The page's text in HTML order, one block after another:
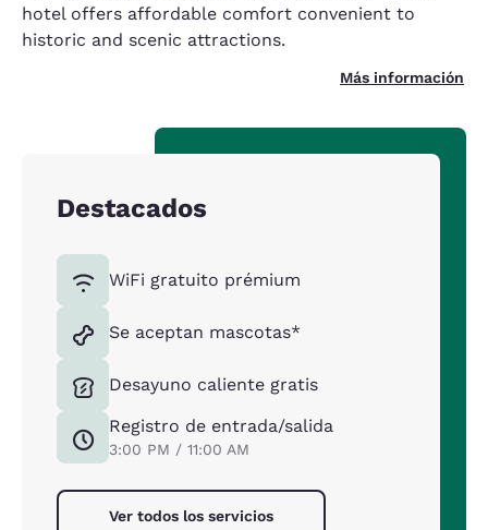
hotel offers affordable comfort convenient to
historic and scenic attractions.
Más información
Destacados
WiFi gratuito prémium
Se aceptan mascotas*
Desayuno caliente gratis
Registro de entrada/salida
3:00 PM / 11:00 AM
Ver todos los servicios